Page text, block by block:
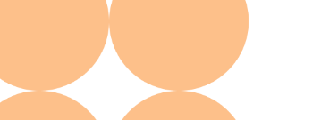
Пазл Mideer, «Целый день в лесу»
1 274 ₽